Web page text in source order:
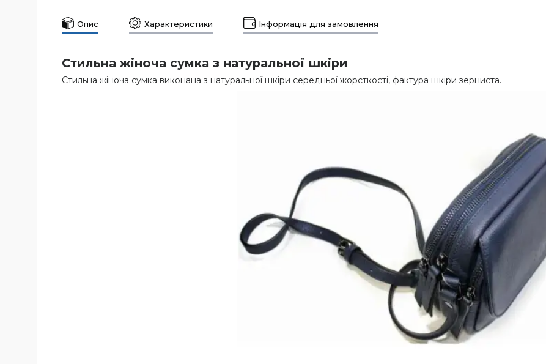
Опис Характеристики Інформація для замовлення
Стильна жіноча сумка з натуральної шкіри
Стильна жіноча сумка виконана з натуральної шкіри середньої жорсткості, фактура шкіри зерниста.